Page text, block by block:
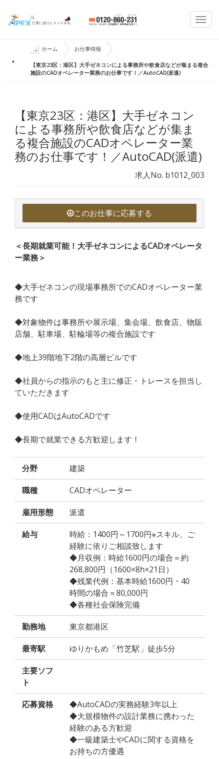
ホーム お仕事情報
【東京23区：港区】大手ゼネコンによる事務所や飲食店などが集まる複合
施設のCADオペレーター業務のお仕事です！／AutoCAD(派遣)
【東京23区：港区】大手ゼネコン
による事務所や飲食店などが集ま
る複合施設のCADオペレーター業
務のお仕事です！／AutoCAD(派遣)
求人No. b1012_003
このお仕事に応募する
＜長期就業可能！大手ゼネコンによるCADオペレータ
ー業務＞
◆大手ゼネコンの現場事務所でのCADオペレーター業
務です
◆対象物件は事務所や展示場、集会場、飲食店、物販
店舗、駐車場、駐輪場等の複合施設です
◆地上39階地下2階の高層ビルです
◆社員からの指示のもと主に修正・トレースを担当し
ていただきます
◆使用CADはAutoCADです
◆長期で就業できる方歓迎します！
分野 建築
職種 CADオペレーター
雇用形態 派遣
給与
時給：1400円～1700円※スキル、ご
経験に依りご相談致します
◆月収例：時給1600円の場合＝約
268,800円（1600×8h×21日）
◆残業代例：基本時給1600円・40
時間の場合＝80,000円
◆各種社会保険完備
勤務地 東京都港区
最寄駅 ゆりかもめ「竹芝駅」徒歩5分
主要ソフ
ト
応募資格
◆AutoCADの実務経験3年以上
◆大規模物件の設計業務に携わった
経験のある方歓迎
◆一級建築士やCADに関する資格を
お持ちの方優遇